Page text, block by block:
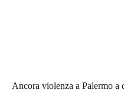
Ancora violenza a Palermo a